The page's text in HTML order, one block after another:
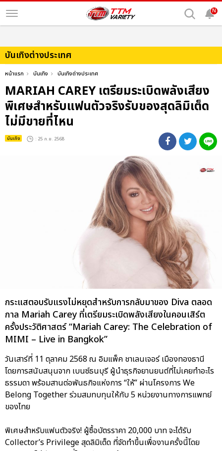
N
บันเทิงต่างประเทศ
หน้าแรก บันเทิง บันเทิงต่างประเทศ
MARIAH CAREY เตรียมระเบิดพลังเสียง
พิเศษสำหรับแฟนตัวจริงรับของสุดลิมิเต็ด
ไม่มีขายที่ไหน
บันเทิง : 25 ก.ย. 2568
กระแสตอบรับแรงไม่หยุดสำหรับการกลับมาของ Diva ตลอด
กาล Mariah Carey ที่เตรียมระเบิดพลังเสียงในคอนเสิร์ต
ครั้งประวัติศาสตร์ “Mariah Carey: The Celebration of
MIMI – Live in Bangkok”
วันเสาร์ที่ 11 ตุลาคม 2568 ณ อิมแพ็ค ชาเลนเจอร์ เมืองทองธานี
โดยการสนับสนุนจาก เบนซ์ธนบุรี ผู้นำธุรกิจยานยนต์ที่ไม่เคยทำอะไร
ธรรมดา พร้อมสานต่อพันธกิจแห่งการ “ให้” ผ่านโครงการ We
Belong Together ร่วมสมทบทุนให้กับ 5 หน่วยงานทางการแพทย์
ของไทย
พิเศษสำหรับแฟนตัวจริง! ผู้ซื้อบัตรราคา 20,000 บาท จะได้รับ
Collector’s Privilege สุดลิมิเต็ด ที่จัดทำขึ้นเพื่องานครั้งนี้โดย